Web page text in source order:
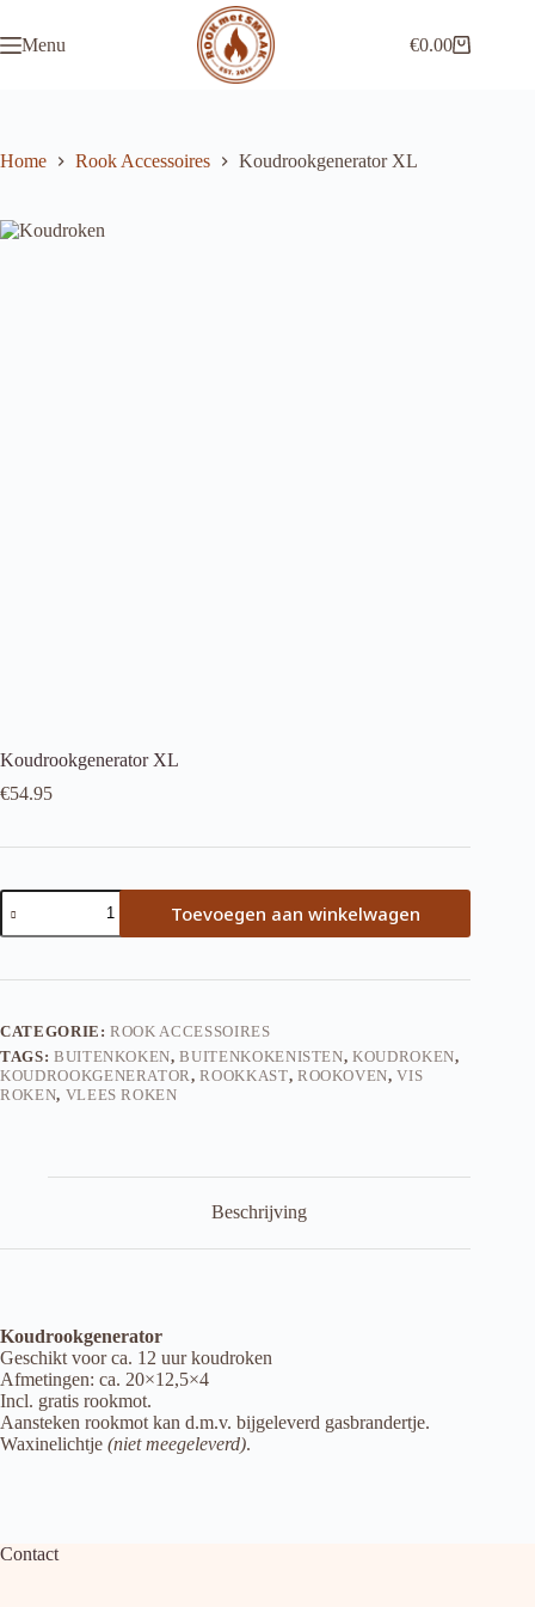
de Menu Winkelwagen
€0.00
Home Rook Accessoires Koudrookgenerator XL
Koudrookgenerator XL
€54.95
Koudrookgenerator
XL
aantal
Toevoegen aan winkelwagen
CATEGORIE:ROOK ACCESSOIRES
TAGS: BUITENKOKEN,BUITENKOKENISTEN,KOUDROKEN,
KOUDROOKGENERATOR,ROOKKAST, ROOKOVEN,VIS
ROKEN, VLEES ROKEN
Beschrijving
Koudrookgenerator
Geschikt voor ca. 12 uur koudroken
Afmetingen: ca. 20×12,5×4
Incl. gratis rookmot.
Aansteken rookmot kan d.m.v. bijgeleverd gasbrandertje.
Waxinelichtje (niet meegeleverd).
Contact